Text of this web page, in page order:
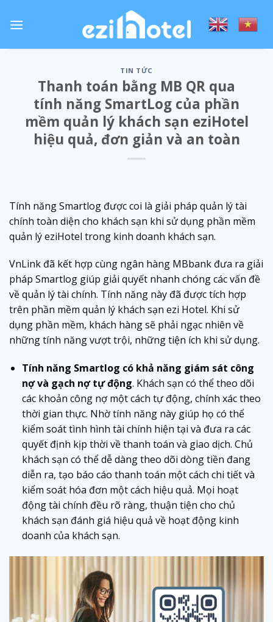
TIN TỨC
Thanh toán bằng MB QR qua
tính năng SmartLog của phần
mềm quản lý khách sạn eziHotel
hiệu quả, đơn giản và an toàn
Tính năng Smartlog được coi là giải pháp quản lý tài
chính toàn diện cho khách sạn khi sử dụng phần mềm
quản lý eziHotel trong kinh doanh khách sạn.
VnLink đã kết hợp cùng ngân hàng MBbank đưa ra giải
pháp Smartlog giúp giải quyết nhanh chóng các vấn đề
về quản lý tài chính. Tính năng này đã được tích hợp
trên phần mềm quản lý khách sạn ezi Hotel. Khi sử
dụng phần mềm, khách hàng sẽ phải ngạc nhiên về
những tính năng vượt trội, những tiện ích khi sử dụng.
Tính năng Smartlog có khả năng giám sát công
nợ và gạch nợ tự động. Khách sạn có thể theo dõi
các khoản công nợ một cách tự động, chính xác theo
thời gian thực. Nhờ tính năng này giúp họ có thể
kiểm soát tình hình tài chính hiện tại và đưa ra các
quyết định kịp thời về thanh toán và giao dịch. Chủ
khách sạn có thể dễ dàng theo dõi dòng tiền đang
diễn ra, tạo báo cáo thanh toán một cách chi tiết và
kiểm soát hóa đơn một cách hiệu quả. Mọi hoạt
động tài chính đều rõ ràng, thuận tiện cho chủ
khách sạn đánh giá hiệu quả về hoạt động kinh
doanh của khách sạn.